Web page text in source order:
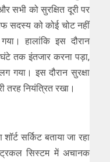
सभी को सुरक्षित दूरी पर
सदस्य को कोई चोट नहीं
हालांकि इस दौरान
तक इंतजार करना पड़ा,
गया। इस दौरान सुरक्षा
तरह नियंत्रित रखा।
सर्किट बताया जा रहा
सिस्टम में अचानक